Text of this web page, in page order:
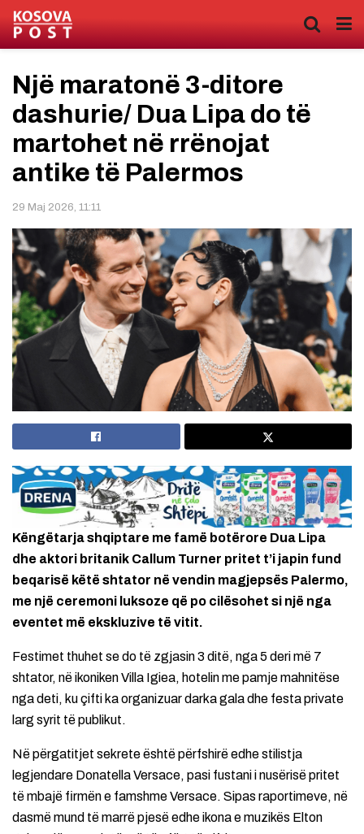
Një maratonë 3-ditore
dashurie/ Dua Lipa do të
martohet në rrënojat
antike të Palermos
29 Maj 2026, 11:11
Këngëtarja shqiptare me famë botërore Dua Lipa
dhe aktori britanik Callum Turner pritet t’i japin fund
beqarisë këtë shtator në vendin magjepsës Palermo,
me një ceremoni luksoze që po cilësohet si një nga
eventet më ekskluzive të vitit.
Festimet thuhet se do të zgjasin 3 ditë, nga 5 deri më 7
shtator, në ikoniken Villa Igiea, hotelin me pamje mahnitëse
nga deti, ku çifti ka organizuar darka gala dhe festa private
larg syrit të publikut.
Në përgatitjet sekrete është përfshirë edhe stilistja
legjendare Donatella Versace, pasi fustani i nusërisë pritet
të mbajë firmën e famshme Versace. Sipas raportimeve, në
dasmë mund të marrë pjesë edhe ikona e muzikës Elton